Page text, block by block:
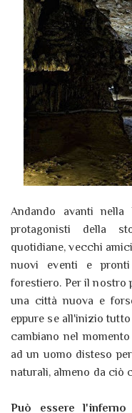
Andando avanti
protagonisti della
quotidiane, vecchi
nuovi eventi e
forestiero. Per il nostro
una città nuova e
eppure se all'inizio
cambiano nel
ad un uomo disteso
naturali, almeno da ciò
Può essere